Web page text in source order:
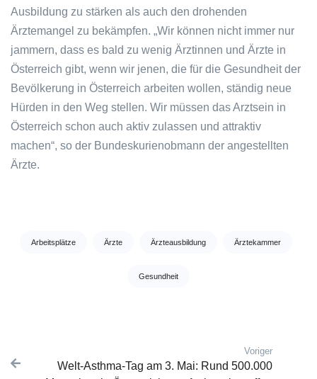
Ausbildung zu stärken als auch den drohenden
Ärztemangel zu bekämpfen. „Wir können nicht immer nur
jammern, dass es bald zu wenig Ärztinnen und Ärzte in
Österreich gibt, wenn wir jenen, die für die Gesundheit der
Bevölkerung in Österreich arbeiten wollen, ständig neue
Hürden in den Weg stellen. Wir müssen das Arztsein in
Österreich schon auch aktiv zulassen und attraktiv
machen“, so der Bundeskurienobmann der angestellten
Ärzte.
Tags:Arbeitsplätze Ärzte Ärzteausbildung Ärztekammer
Gesundheit
Post navigation Voriger
Welt-Asthma-Tag am 3. Mai: Rund 500.000